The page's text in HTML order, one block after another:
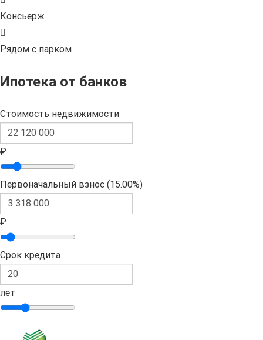
Консьерж
Рядом с парком
Ипотека от банков
Стоимость недвижимости
₽
Первоначальный взнос (15.00%)
₽
Срок кредита
лет